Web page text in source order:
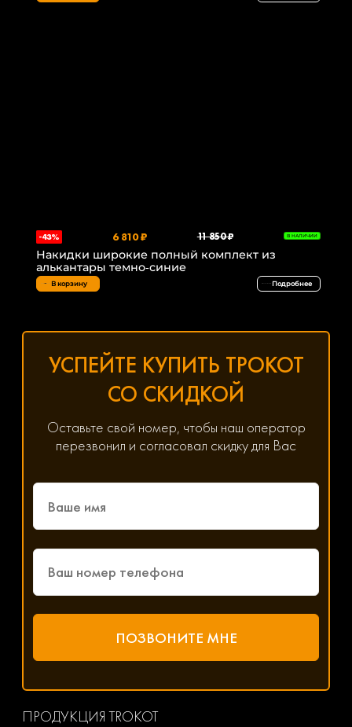
-43% 6 810 ₽ 11 850 ₽ В НАЛИЧИИ
Накидки широкие полный комплект из
алькантары темно-синие
В корзину Подробнее
УСПЕЙТЕ КУПИТЬ ТРОКОТ
СО СКИДКОЙ
Оставьте свой номер, чтобы наш оператор
перезвонил и согласовал скидку для Вас
ПРОДУКЦИЯ TROKOT